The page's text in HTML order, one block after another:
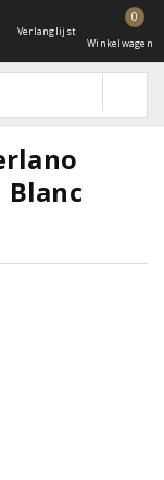
Verlanglijst
0
Winkelwagen
Blanc